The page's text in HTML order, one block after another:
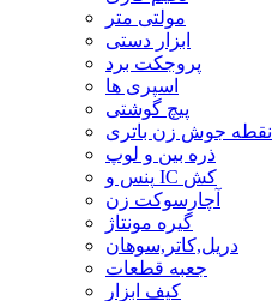
مولتی متر
ابزار دستی
پروجکت برد
اسپری ها
پیچ گوشتی
نقطه جوش زن باتری
ذره بین و لوپ
پنس و IC کش
آچارسوکت زن
گیره مونتاژ
دریل,کاتر,سوهان
جعبه قطعات
کیف ابزار